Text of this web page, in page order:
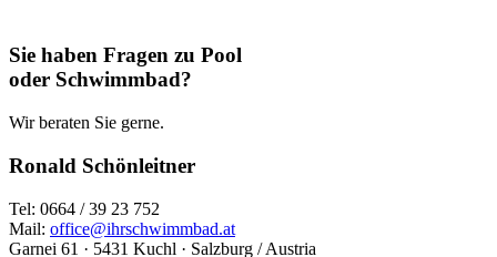
Sie haben Fragen zu Pool
oder Schwimmbad?
Wir beraten Sie gerne.
Ronald Schönleitner
Tel: 0664 / 39 23 752
Mail: office@ihrschwimmbad.at
Garnei 61 · 5431 Kuchl · Salzburg / Austria